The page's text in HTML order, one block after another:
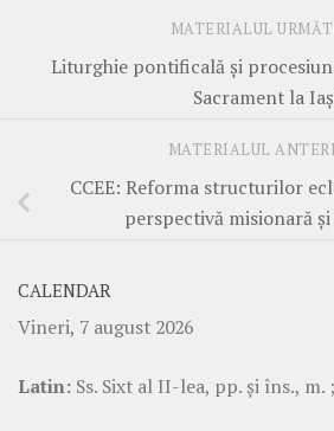
MATERIALUL
Liturghie pontificală și
Sacrament la
MATERIALUL
CCEE: Reforma structurilor
perspectivă misionară
CALENDAR
Vineri, 7 august 2026
Latin: Ss. Sixt al II-lea, pp. şi îns., m.